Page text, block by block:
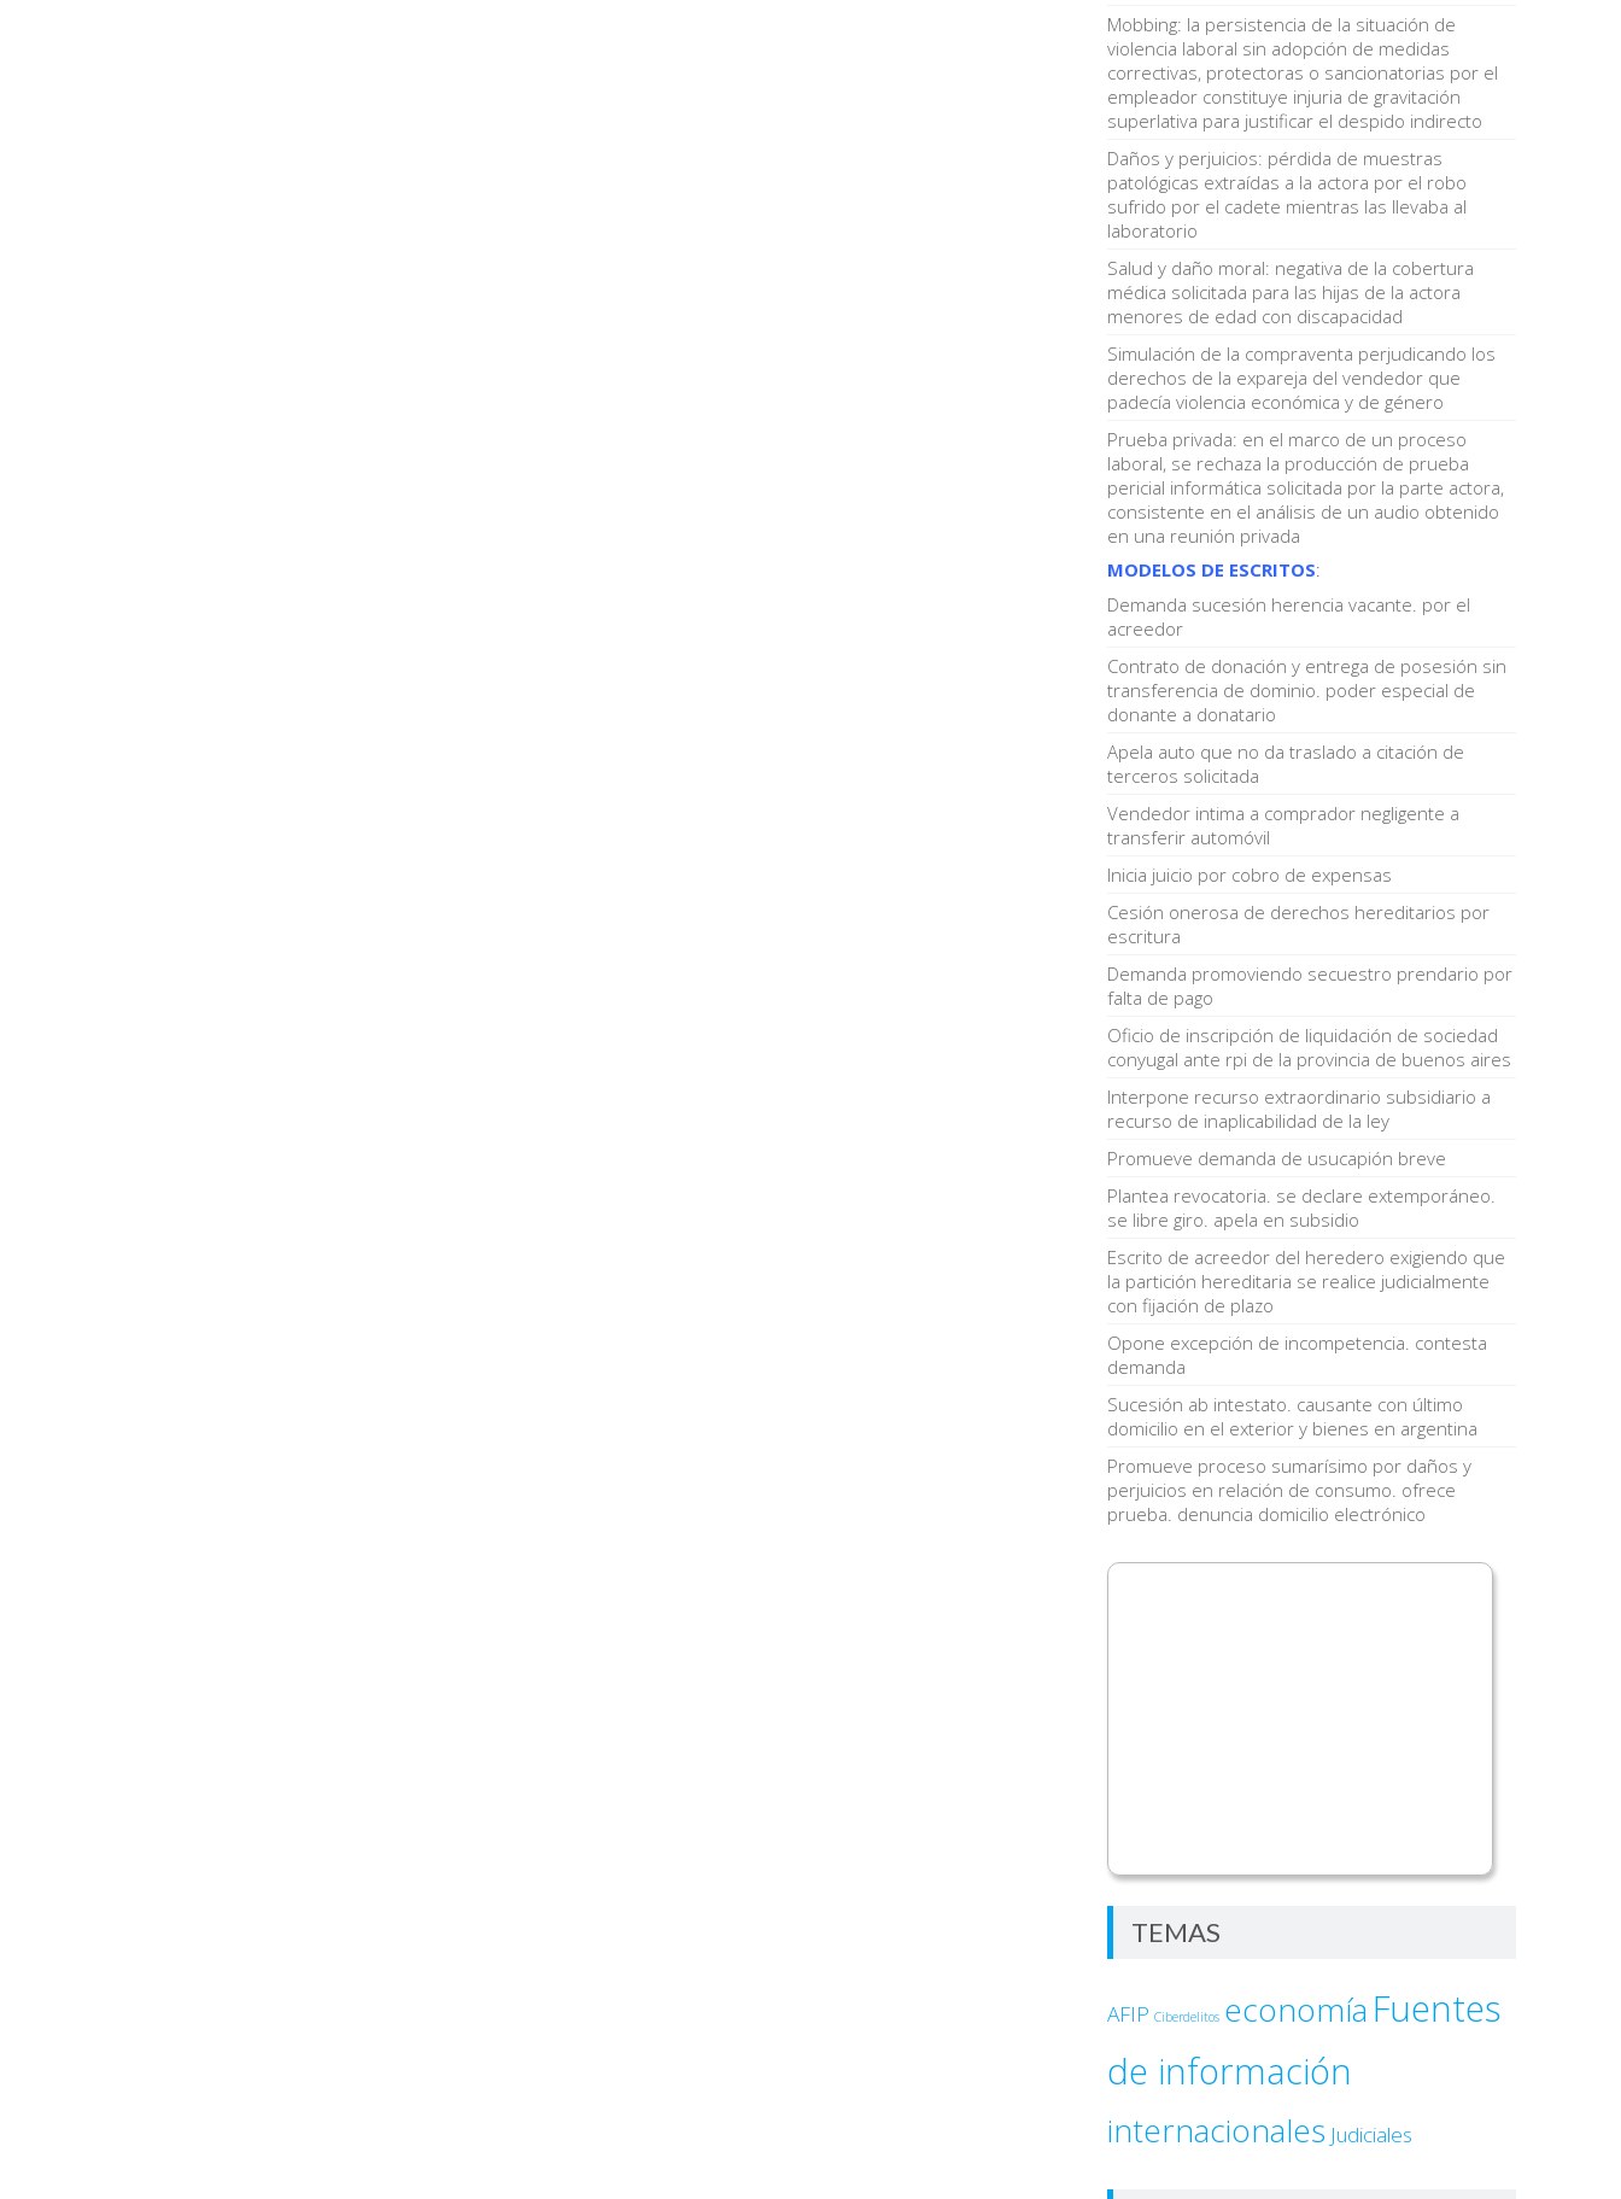
Mobbing: la persistencia de la situación de
violencia laboral sin adopción de medidas
correctivas, protectoras o sancionatorias por el
empleador constituye injuria de gravitación
superlativa para justificar el despido indirecto
Daños y perjuicios: pérdida de muestras
patológicas extraídas a la actora por el robo
sufrido por el cadete mientras las llevaba al
laboratorio
Salud y daño moral: negativa de la cobertura
médica solicitada para las hijas de la actora
menores de edad con discapacidad
Simulación de la compraventa perjudicando los
derechos de la expareja del vendedor que
padecía violencia económica y de género
Prueba privada: en el marco de un proceso
laboral, se rechaza la producción de prueba
pericial informática solicitada por la parte actora,
consistente en el análisis de un audio obtenido
en una reunión privada
MODELOS DE ESCRITOS:
Demanda sucesión herencia vacante. por el
acreedor
Contrato de donación y entrega de posesión sin
transferencia de dominio. poder especial de
donante a donatario
Apela auto que no da traslado a citación de
terceros solicitada
Vendedor intima a comprador negligente a
transferir automóvil
Inicia juicio por cobro de expensas
Cesión onerosa de derechos hereditarios por
escritura
Demanda promoviendo secuestro prendario por
falta de pago
Oficio de inscripción de liquidación de sociedad
conyugal ante rpi de la provincia de buenos aires
Interpone recurso extraordinario subsidiario a
recurso de inaplicabilidad de la ley
Promueve demanda de usucapión breve
Plantea revocatoria. se declare extemporáneo.
se libre giro. apela en subsidio
Escrito de acreedor del heredero exigiendo que
la partición hereditaria se realice judicialmente
con fijación de plazo
Opone excepción de incompetencia. contesta
demanda
Sucesión ab intestato. causante con último
domicilio en el exterior y bienes en argentina
Promueve proceso sumarísimo por daños y
perjuicios en relación de consumo. ofrece
prueba. denuncia domicilio electrónico
TEMAS
AFIP Ciberdelitos economía Fuentes
de información
internacionales Judiciales